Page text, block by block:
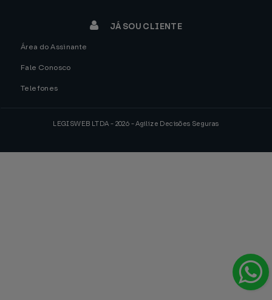
JÁ SOU CLIENTE
Área do Assinante
Fale Conosco
Telefones
LEGISWEB LTDA - 2026 - Agilize Decisões Seguras